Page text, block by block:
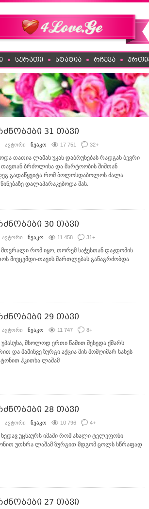
სურათი სტატია რჩევა
31 თავი
ავტორი ნეაკო 17 751 32+
თათია ლაშას უკან დაბრუნებას რადგან ბევრი
ბრძოლისა და მარტოობის შიშთან
გადაწყვიტა რომ ბოლოსდაბოლოს ძალა
დალაპარაკებოდა მას.
30 თავი
ავტორი ნეაკო 11 458 31+
მთვრალი რომ იყო, თორემ საჭესთან დაჯდომის
მივცემდი-თავის მართლებას განაგრძობდა
29 თავი
ავტორი ნეაკო 11 747 8+
მხოლოდ ერთი წამით შეხედა ქმარს
და მაშინვე ზურგი აქცია მის მომღიმარ სახეს
ტონით ჰკითხა ლაშამ
28 თავი
ავტორი ნეაკო 10 796 4+
ხედავ უცნაურს იმაში რომ ახალი ტელეფონი
უთხრა ლაშამ ზურგით მდგომ ცოლს სწრაფად
27 თავი